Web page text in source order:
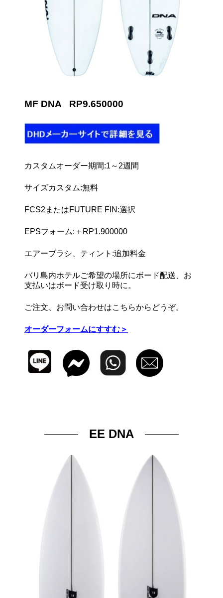
MF DNA RP9.650000
カスタムオーダー期間:1～2週間
サイズカスタム:無料
FCS2またはFUTURE FIN:選択
EPSフォーム:＋RP1.900000
エアーブラシ、ティント:追加料金
バリ島内ホテルご希望の場所にボード配送、お
支払いはボード受け取り時に。
ご注文、お問い合わせはこちらからどうぞ。
オーダーフォームにすすむ＞
EE DNA